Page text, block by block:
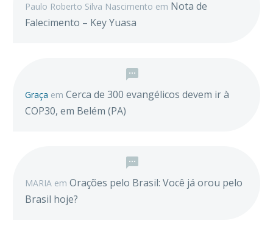
Paulo Roberto Silva Nascimento em Nota de
Falecimento – Key Yuasa
Graça em Cerca de 300 evangélicos devem ir à
COP30, em Belém (PA)
MARIA em Orações pelo Brasil: Você já orou pelo
Brasil hoje?